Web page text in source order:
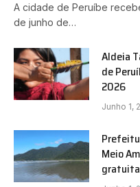
A cidade de Peruíbe
de junho de…
Aldeia
de
2026
Junho 1,
Meio